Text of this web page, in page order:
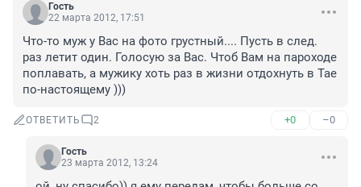
Гость
22 марта 2012, 17:51
Что-то муж у Вас на фото грустный.... Пусть в след.
раз летит один. Голосую за Вас. Чтоб Вам на пароходе
поплавать, а мужику хоть раз в жизни отдохнуть в Тае
по-настоящему )))
ОТВЕТИТЬ 2 +0 –0
Гость
23 марта 2012, 13:24